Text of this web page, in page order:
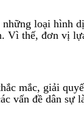
loại hình
Vì thế, đơn vị
mắc, giải
vấn đề dân sự